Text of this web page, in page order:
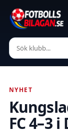
NYHET
FC 4–3